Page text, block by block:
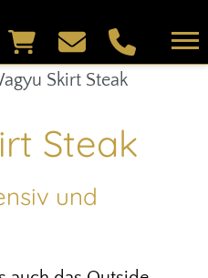
Skirt Steak
Steak
und